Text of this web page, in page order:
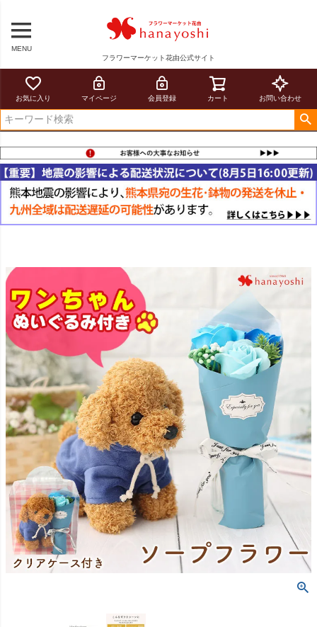
MENU
フラワーマーケット花由公式サイト
お気に入り マイページ 会員登録 カート お問い合わせ